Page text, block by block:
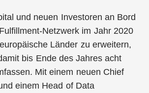
und neuen Investoren an Bord
Netzwerk im Jahr 2020
Länder zu erweitern,
bis Ende des Jahres acht
Mit einem neuen Chief
einem Head of Data